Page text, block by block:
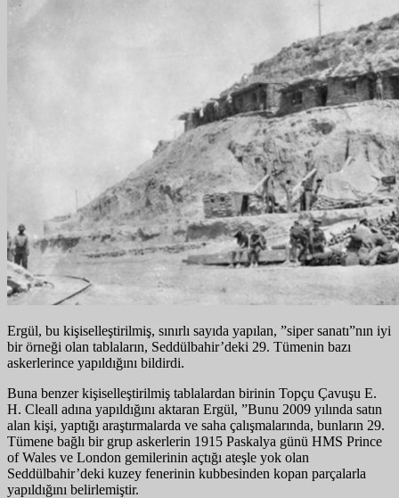
Ergül, bu kişiselleştirilmiş, sınırlı sayıda yapılan, ”siper sanatı”nın iyi
bir örneği olan tablaların, Seddülbahir’deki 29. Tümenin bazı
askerlerince yapıldığını bildirdi.
Buna benzer kişiselleştirilmiş tablalardan birinin Topçu Çavuşu E.
H. Cleall adına yapıldığını aktaran Ergül, ”Bunu 2009 yılında satın
alan kişi, yaptığı araştırmalarda ve saha çalışmalarında, bunların 29.
Tümene bağlı bir grup askerlerin 1915 Paskalya günü HMS Prince
of Wales ve London gemilerinin açtığı ateşle yok olan
Seddülbahir’deki kuzey fenerinin kubbesinden kopan parçalarla
yapıldığını belirlemiştir.